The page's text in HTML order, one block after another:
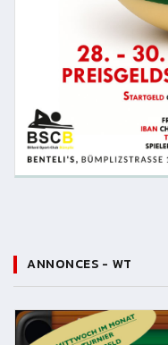
ANNONCES - WT